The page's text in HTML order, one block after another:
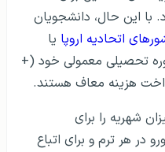
با این حال، دانشجویان
اتحادیه اروپا یا
تحصیلی معمولی خود (+
هزینه معاف هستند.
دانشگاه‌ها در سال ۲۰۰۲ میزان شهریه را برای
فوق الذکر ۳۶۳.۳۶ یورو در هر ترم و برای اتباع